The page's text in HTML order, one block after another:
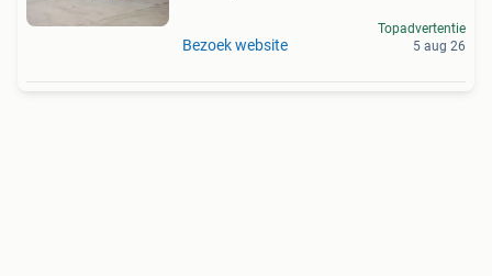
Bezoek website
Topadvertentie
5 aug 26